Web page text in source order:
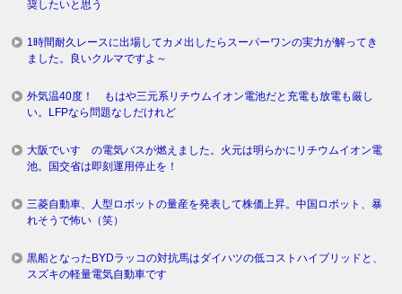
奨したいと思う
1時間耐久レースに出場してカメ出したらスーパーワンの実力が解ってき
ました。良いクルマですよ～
外気温40度！ もはや三元系リチウムイオン電池だと充電も放電も厳し
い。LFPなら問題なしだけれど
大阪でいすゞの電気バスが燃えました。火元は明らかにリチウムイオン電
池。国交省は即刻運用停止を！
三菱自動車、人型ロボットの量産を発表して株価上昇。中国ロボット、暴
れそうで怖い（笑）
黒船となったBYDラッコの対抗馬はダイハツの低コストハイブリッドと、
スズキの軽量電気自動車です